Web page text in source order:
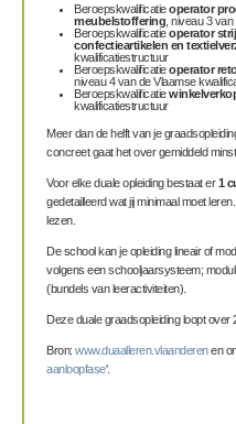
Beroepskwalificatieoperator
meubelstoffering , niveau 3
Beroepskwalificatieoperator
confectieartikelen en
kwalificatiestructuur
Beroepskwalificatieoperator
niveau 4 van de Vlaamse
Beroepskwalificatie
kwalificatiestructuur
Meer dan de helft van je
concreet gaat het over gemiddeld
Voor elke duale opleiding bestaat er1
gedetailleerd wat jij minimaal moet
lezen.
De school kan je opleiding lineair of
volgens een schooljaarsysteem;
(bundels van leeractiviteiten).
Deze duale graadsopleiding loopt over
Bron: www.duaalleren.vlaanderenen
aanloopfase'.